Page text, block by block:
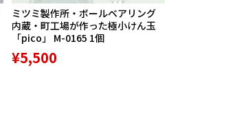
ミツミ製作所・ボールベアリング
内蔵・町工場が作った極小けん玉
「pico」 M-0165 1個
¥5,500